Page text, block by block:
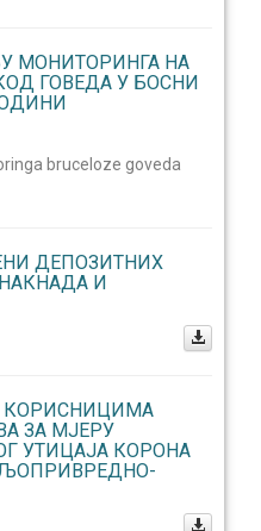
МОНИТОРИНГА НА
ГОВЕДА У БОСНИ
bruceloze goveda
ДЕПОЗИТНИХ
И
КОРИСНИЦИМА
ЗА МЈЕРУ
УТИЦАЈА КОРОНА